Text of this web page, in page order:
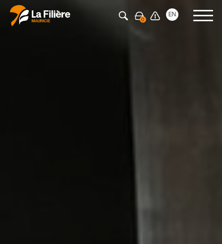
Appuyez sur Entrée pour rechercher EN